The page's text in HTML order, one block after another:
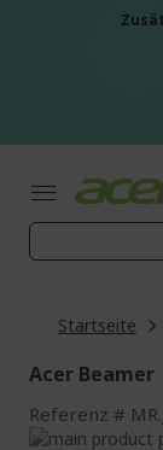
Startseite
Acer Beamer
Referenz
Zum